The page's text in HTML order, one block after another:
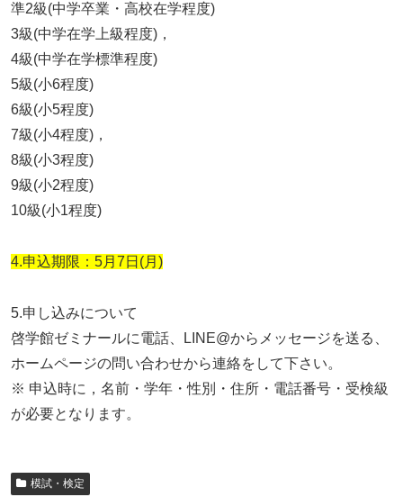
準2級(中学卒業・高校在学程度)
3級(中学在学上級程度)，
4級(中学在学標準程度)
5級(小6程度)
6級(小5程度)
7級(小4程度)，
8級(小3程度)
9級(小2程度)
10級(小1程度)
4.申込期限：5月7日(月)
5.申し込みについて
啓学館ゼミナールに電話、LINE@からメッセージを送る、
ホームページの問い合わせから連絡をして下さい。
※ 申込時に，名前・学年・性別・住所・電話番号・受検級
が必要となります。
模試・検定